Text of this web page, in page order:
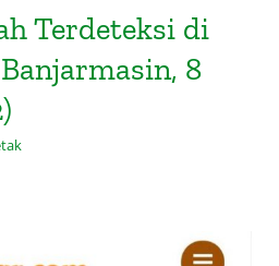
Terdeteksi di
8